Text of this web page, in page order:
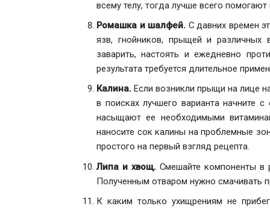
всему телу, тогда лучше всего
Ромашка и шалфей. С давних времен
язв, гнойников, прыщей и различных
заварить, настоять и ежедневно
результата требуется длительное
Калина. Если возникли прыщи на лице
в поисках лучшего варианта начните
насыщают ее необходимыми
наносите сок калины на проблемные
простого на первый взгляд рецепта.
Липа и хвощ. Смешайте компоненты в
Полученным отваром нужно смачивать
К каким только ухищрениям не